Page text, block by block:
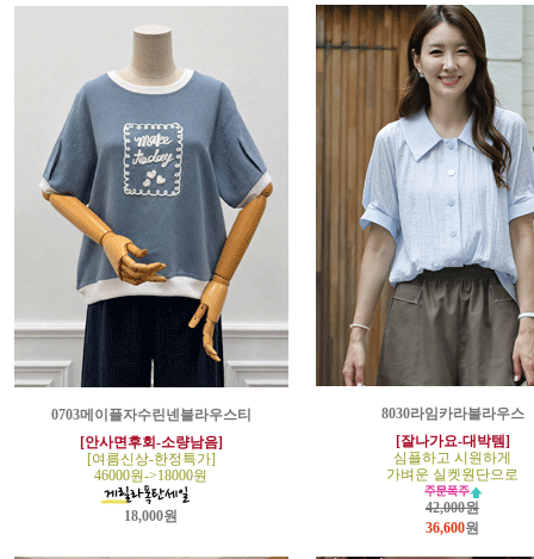
0703메이플자수린넨블라우스티
[안사면후회-소량남음]
[여름신상-한정특가]
46000원->18000원
18,000원
8030라임카라블라우스
[잘나가요-대박템]
심플하고 시원하게
가벼운 실켓원단으로
42,000원
36,600원